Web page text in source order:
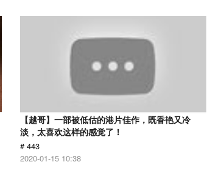
【越哥】一部被低估的港片佳作，既香艳又冷
淡，太喜欢这样的感觉了！
# 443
2020-01-15 10:38